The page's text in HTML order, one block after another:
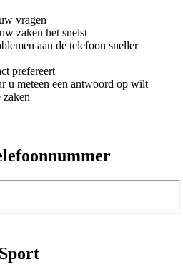
vragen
zaken het snelst
aan de telefoon sneller
prefereert
u meteen een antwoord op wilt